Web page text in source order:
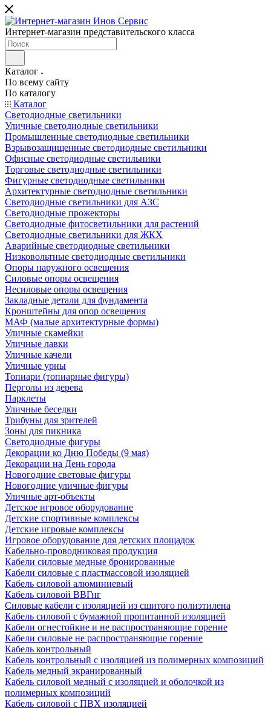
Интернет-магазин представительского класса
Каталог
По всему сайту
По каталогу
Каталог
Светодиодные светильники
Уличные светодиодные светильники
Промышленные светодиодные светильники
Взрывозащищенные светодиодные светильники
Офисные светодиодные светильники
Торговые светодиодные светильники
Фигурные светодиодные светильники
Архитектурные светодиодные светильники
Светодиодные светильники для АЗС
Светодиодные прожекторы
Светодиодные фитосветильники для растений
Светодиодные светильники для ЖКХ
Аварийные светодиодные светильники
Низковольтные светодиодные светильники
Опоры наружного освещения
Силовые опоры освещения
Несиловые опоры освещения
Закладные детали для фундамента
Кронштейны для опор освещения
МАФ (малые архитектурные формы)
Уличные скамейки
Уличные лавки
Уличные качели
Уличные урны
Топиари (топиарные фигуры)
Перголы из дерева
Парклеты
Уличные беседки
Трибуны для зрителей
Зоны для пикника
Светодиодные фигуры
Декорации ко Дню Победы (9 мая)
Декорации на День города
Новогодние световые фигуры
Новогодние уличные фигуры
Уличные арт-объекты
Детское игровое оборудование
Детские спортивные комплексы
Детские игровые комплексы
Игровое оборудование для детских площадок
Кабельно-проводниковая продукция
Кабели силовые медные бронированные
Кабели силовые с пластмассовой изоляцией
Кабель силовой алюминиевый
Кабель силовой ВВГнг
Силовые кабели с изоляцией из сшитого полиэтилена
Кабель силовой с бумажной пропитанной изоляцией
Кабели огнестойкие и не распространяющие горение
Кабели силовые не распространяющие горение
Кабель контрольный
Кабель контрольный с изоляцией из полимерных композиций
Кабель медный экранированный
Кабель силовой медный с изоляцией и оболочкой из
полимерных композиций
Кабель силовой с ПВХ изоляцией